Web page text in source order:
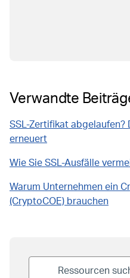
Verwandte
SSL-Zertifikat abgelaufen?
erneuert
Wie Sie SSL-Ausfälle
Warum Unternehmen ein
(CryptoCOE) brauchen